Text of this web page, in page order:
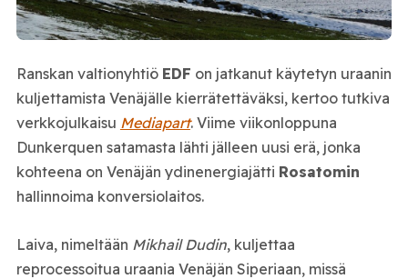
Ranskan valtionyhtiö EDF on jatkanut käytetyn uraanin
kuljettamista Venäjälle kierrätettäväksi, kertoo tutkiva
verkkojulkaisu Mediapart. Viime viikonloppuna
Dunkerquen satamasta lähti jälleen uusi erä, jonka
kohteena on Venäjän ydinenergia­jätti Rosatomin
hallinnoima konversiolaitos.
Laiva, nimeltään Mikhail Dudin, kuljettaa
reprocessoitua uraania Venäjän Siperiaan, missä